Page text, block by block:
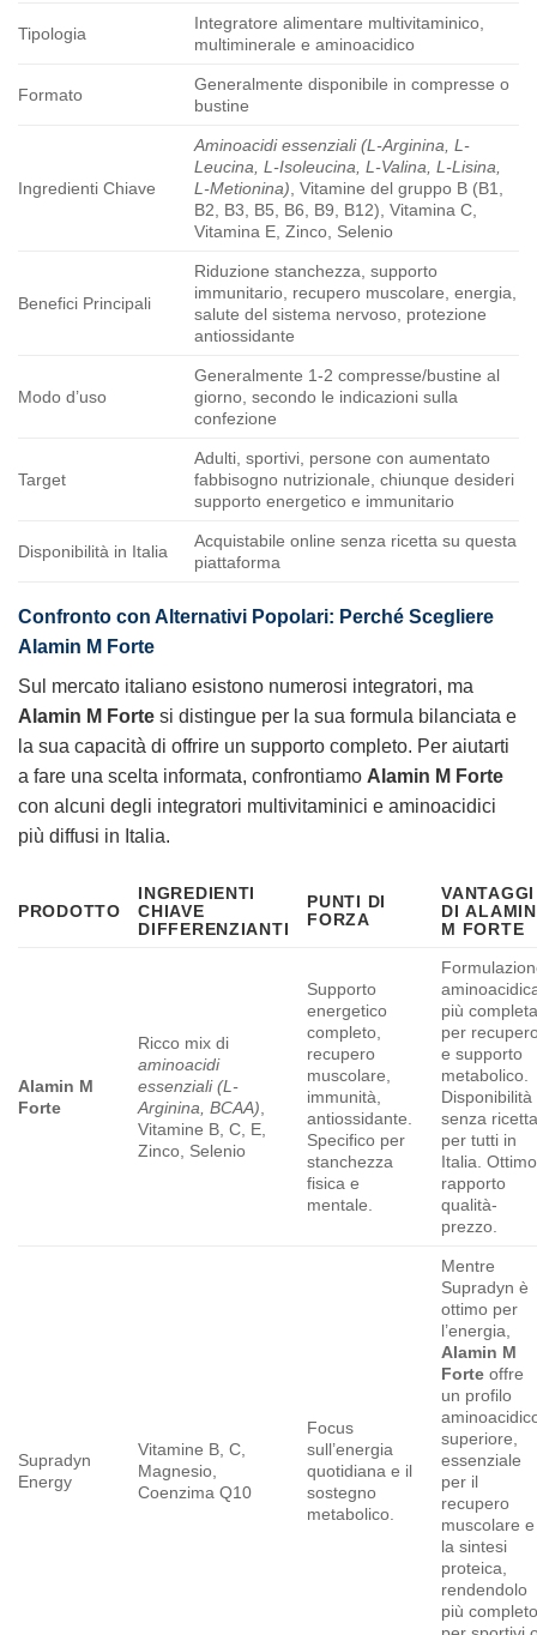
Tipologia
Integratore alimentare multivitaminico,
multiminerale e aminoacidico
Formato
Generalmente disponibile in compresse o
bustine
Ingredienti Chiave
Aminoacidi essenziali (L-Arginina, L-
Leucina, L-Isoleucina, L-Valina, L-Lisina,
L-Metionina), Vitamine del gruppo B (B1,
B2, B3, B5, B6, B9, B12), Vitamina C,
Vitamina E, Zinco, Selenio
Benefici Principali
Riduzione stanchezza, supporto
immunitario, recupero muscolare, energia,
salute del sistema nervoso, protezione
antiossidante
Modo d’uso
Generalmente 1-2 compresse/bustine al
giorno, secondo le indicazioni sulla
confezione
Target
Adulti, sportivi, persone con aumentato
fabbisogno nutrizionale, chiunque desideri
supporto energetico e immunitario
Disponibilità in Italia
Acquistabile online senza ricetta su questa
piattaforma
Confronto con Alternativi Popolari: Perché Scegliere
Alamin M Forte
Sul mercato italiano esistono numerosi integratori, ma
Alamin M Forte si distingue per la sua formula bilanciata e
la sua capacità di offrire un supporto completo. Per aiutarti
a fare una scelta informata, confrontiamo Alamin M Forte
con alcuni degli integratori multivitaminici e aminoacidici
più diffusi in Italia.
PRODOTTO
INGREDIENTI
CHIAVE
DIFFERENZIANTI
PUNTI DI
FORZA
VANTAGGI
DIALAMIN
M FORTE
Alamin M
Forte
Ricco mix di
aminoacidi
essenziali (L-
Arginina, BCAA),
Vitamine B, C, E,
Zinco, Selenio
Supporto
energetico
completo,
recupero
muscolare,
immunità,
antiossidante.
Specifico per
stanchezza
fisica e
mentale.
più
per
e supporto
metabolico.
Disponibilità
senza
per tutti in
Italia. Ottimo
rapporto
qualità-
prezzo.
Supradyn
Energy
Vitamine B, C,
Magnesio,
Coenzima Q10
Focus
sull’energia
quotidiana e il
sostegno
metabolico.
Mentre
Supradyn è
ottimo per
l’energia,
Alamin M
Forte offre
un profilo
superiore,
essenziale
per il
recupero
muscolare e
la sintesi
proteica,
rendendolo
più